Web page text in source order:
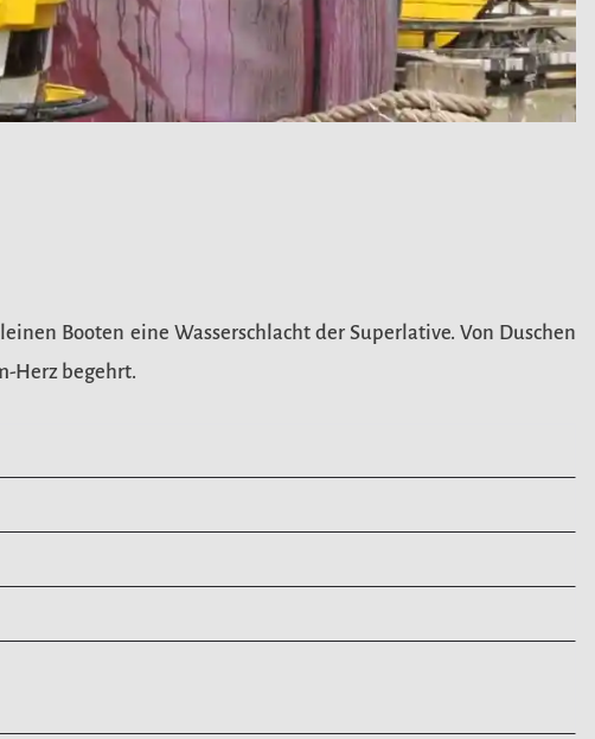
Booten eine Wasserschlacht der Superlative. Von Duschen
Herz begehrt.